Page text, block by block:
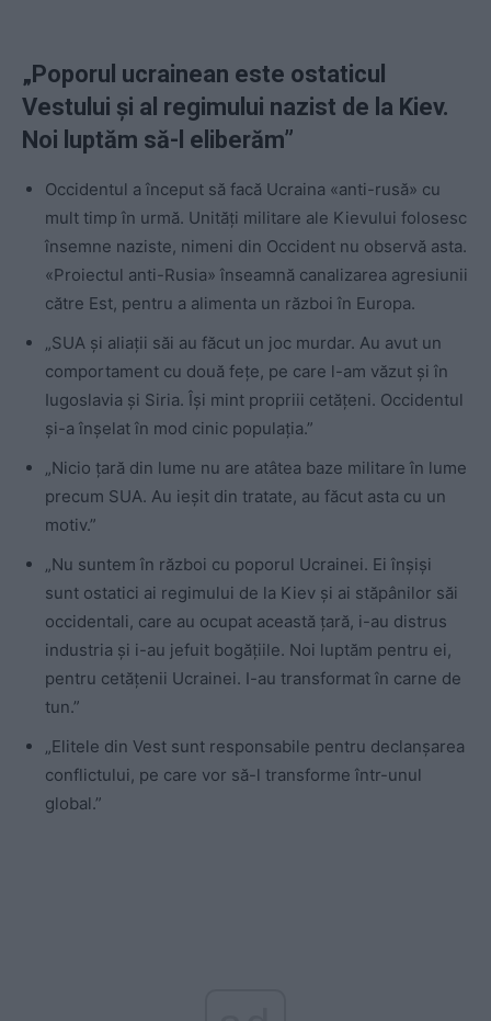
„Poporul ucrainean este ostaticul
Vestului și al regimului nazist de la Kiev.
Noi luptăm să-l eliberăm”
Occidentul a început să facă Ucraina «anti-rusă» cu
mult timp în urmă. Unități militare ale Kievului folosesc
însemne naziste, nimeni din Occident nu observă asta.
«Proiectul anti-Rusia» înseamnă canalizarea agresiunii
către Est, pentru a alimenta un război în Europa.
„SUA și aliații săi au făcut un joc murdar. Au avut un
comportament cu două feţe, pe care l-am văzut şi în
Iugoslavia şi Siria. Îşi mint propriii cetăţeni. Occidentul
și-a înșelat în mod cinic populația.”
„Nicio ţară din lume nu are atâtea baze militare în lume
precum SUA. Au ieşit din tratate, au făcut asta cu un
motiv.”
„Nu suntem în război cu poporul Ucrainei. Ei înșiși
sunt ostatici ai regimului de la Kiev și ai stăpânilor săi
occidentali, care au ocupat această țară, i-au distrus
industria și i-au jefuit bogățiile. Noi luptăm pentru ei,
pentru cetățenii Ucrainei. I-au transformat în carne de
tun.”
„Elitele din Vest sunt responsabile pentru declanşarea
conflictului, pe care vor să-l transforme într-unul
global.”